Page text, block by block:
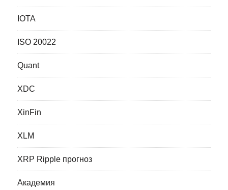
IOTA
ISO 20022
Quant
XDC
XinFin
XLM
XRP Ripple прогноз
Академия